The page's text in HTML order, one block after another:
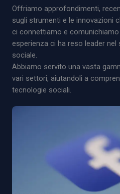
Offriamo approfondimenti,
sugli strumenti e le innovazioni
ci connettiamo e
esperienza ci ha reso leader
sociale.
Abbiamo servito una vasta
vari settori, aiutandoli a
tecnologie sociali.